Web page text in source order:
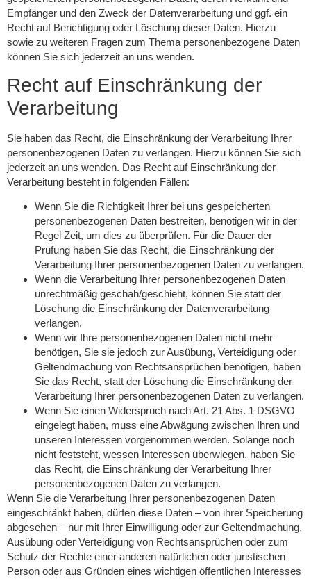
Empfänger und den Zweck der Datenverarbeitung und ggf. ein
Recht auf Berichtigung oder Löschung dieser Daten. Hierzu
sowie zu weiteren Fragen zum Thema personenbezogene Daten
können Sie sich jederzeit an uns wenden.
Recht auf Einschränkung der
Verarbeitung
Sie haben das Recht, die Einschränkung der Verarbeitung Ihrer
personenbezogenen Daten zu verlangen. Hierzu können Sie sich
jederzeit an uns wenden. Das Recht auf Einschränkung der
Verarbeitung besteht in folgenden Fällen:
Wenn Sie die Richtigkeit Ihrer bei uns gespeicherten
personenbezogenen Daten bestreiten, benötigen wir in der
Regel Zeit, um dies zu überprüfen. Für die Dauer der
Prüfung haben Sie das Recht, die Einschränkung der
Verarbeitung Ihrer personenbezogenen Daten zu verlangen.
Wenn die Verarbeitung Ihrer personenbezogenen Daten
unrechtmäßig geschah/geschieht, können Sie statt der
Löschung die Einschränkung der Datenverarbeitung
verlangen.
Wenn wir Ihre personenbezogenen Daten nicht mehr
benötigen, Sie sie jedoch zur Ausübung, Verteidigung oder
Geltendmachung von Rechtsansprüchen benötigen, haben
Sie das Recht, statt der Löschung die Einschränkung der
Verarbeitung Ihrer personenbezogenen Daten zu verlangen.
Wenn Sie einen Widerspruch nach Art. 21 Abs. 1 DSGVO
eingelegt haben, muss eine Abwägung zwischen Ihren und
unseren Interessen vorgenommen werden. Solange noch
nicht feststeht, wessen Interessen überwiegen, haben Sie
das Recht, die Einschränkung der Verarbeitung Ihrer
personenbezogenen Daten zu verlangen.
Wenn Sie die Verarbeitung Ihrer personenbezogenen Daten
eingeschränkt haben, dürfen diese Daten – von ihrer Speicherung
abgesehen – nur mit Ihrer Einwilligung oder zur Geltendmachung,
Ausübung oder Verteidigung von Rechtsansprüchen oder zum
Schutz der Rechte einer anderen natürlichen oder juristischen
Person oder aus Gründen eines wichtigen öffentlichen Interesses